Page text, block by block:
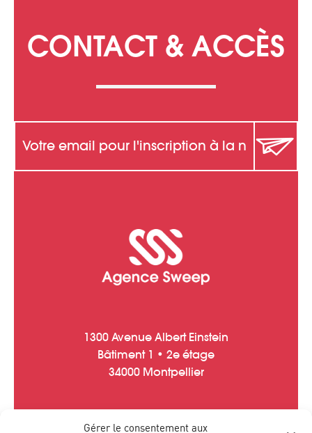
Gérer le consentement aux
CONTACT & ACCÈS
1300 Avenue Albert Einstein
Bâtiment 1 • 2e étage
34000 Montpellier